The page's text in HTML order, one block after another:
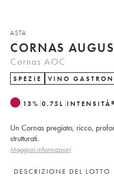
ASTA
CORNAS
Cornas AOC
SPEZIE VINO
13% 0.75 L INTENSITÀ
Un Cornas pregiato, ricco,
strutturati.
Maggiori informazioni
DESCRIZIONE DEL LOTTO